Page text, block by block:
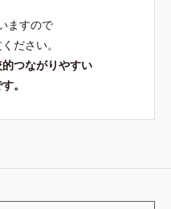
ますので
ださい。
つながりやすい
。